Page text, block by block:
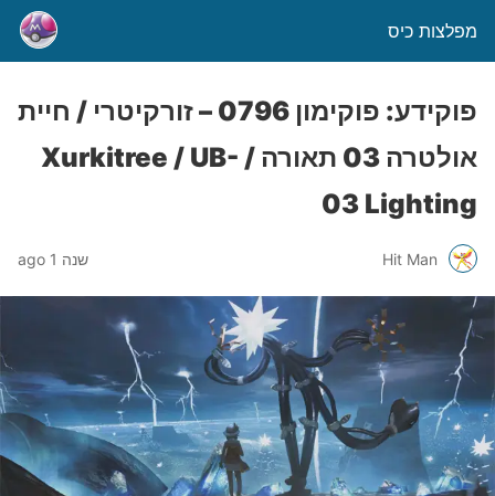
מפלצות כיס
פוקידע: פוקימון 0796 – זורקיטרי / חיית
אולטרה 03 תאורה / Xurkitree / UB-
03 Lighting
Hit Man שנה 1 ago